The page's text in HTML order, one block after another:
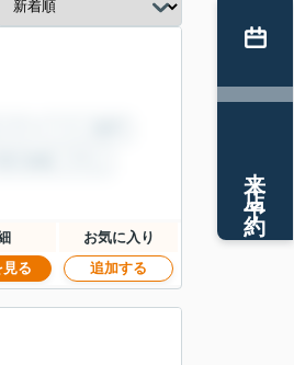
お気に入り
る 追加する
来店予約